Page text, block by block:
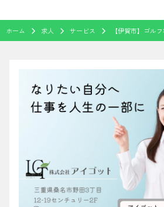
ホーム 求人 サービス 【伊賀市】ゴル